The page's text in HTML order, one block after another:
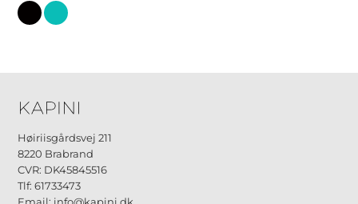
schwarztuerken
Høiriisgårdsvej 211
8220 Brabrand
CVR: DK45845516
Tlf: 61733473